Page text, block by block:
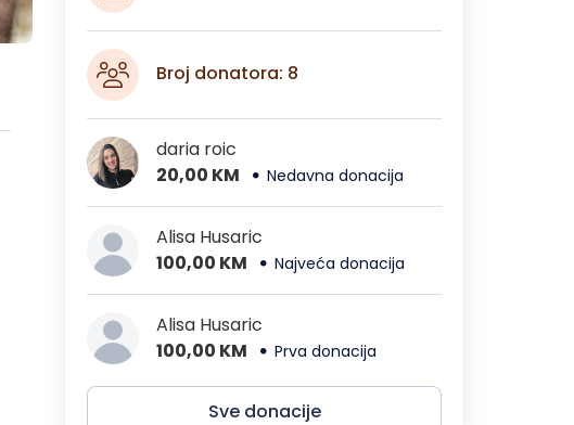
Broj donatora: 8
daria roic
20,00 KM
Nedavna donacija
Alisa Husaric
100,00 KM
Najveća donacija
Alisa Husaric
100,00 KM
Prva donacija
Sve donacije